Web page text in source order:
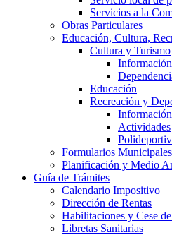
Servicios a la
Obras Particulares
Educación, Cultura,
Cultura y Turismo
Información
Educación
Recreación y
Información
Actividades
Formularios Municipales
Planificación y Medio
Guía de Trámites
Calendario Impositivo
Dirección de Rentas
Habilitaciones y Cese
Libretas Sanitarias